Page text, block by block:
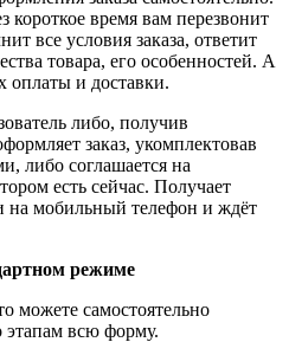
короткое время вам перезвонит
все условия заказа, ответит
товара, его особенностей. А
оплаты и доставки.
либо, получив
заказ, укомплектовав
либо соглашается на
есть сейчас. Получает
на мобильный телефон и ждёт
режиме
можете самостоятельно
этапам всю форму.